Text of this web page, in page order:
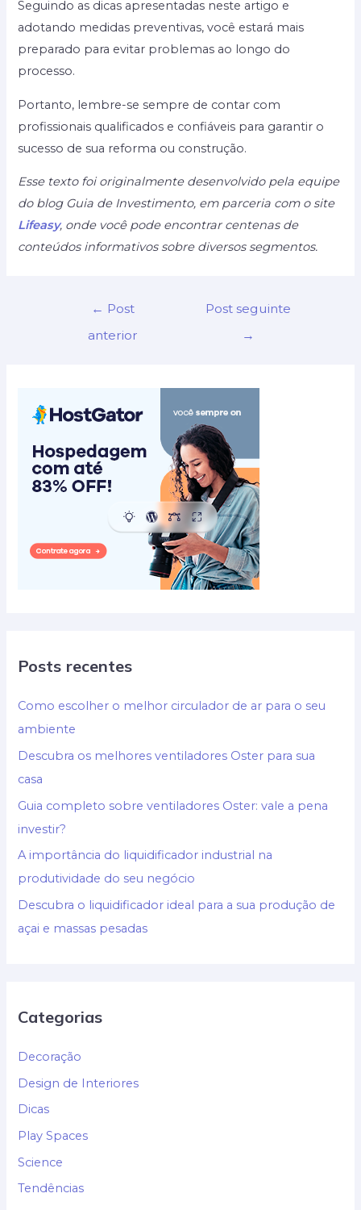
Seguindo as dicas apresentadas neste artigo e
adotando medidas preventivas, você estará mais
preparado para evitar problemas ao longo do
processo.
Portanto, lembre-se sempre de contar com
profissionais qualificados e confiáveis para garantir o
sucesso de sua reforma ou construção.
Esse texto foi originalmente desenvolvido pela equipe
do blog Guia de Investimento, em parceria com o site
Lifeasy, onde você pode encontrar centenas de
conteúdos informativos sobre diversos segmentos.
Navegação
← Post
anterior
Post seguinte
→
Posts recentes
Como escolher o melhor circulador de ar para o seu
ambiente
Descubra os melhores ventiladores Oster para sua
casa
Guia completo sobre ventiladores Oster: vale a pena
investir?
A importância do liquidificador industrial na
produtividade do seu negócio
Descubra o liquidificador ideal para a sua produção de
açai e massas pesadas
Categorias
Decoração
Design de Interiores
Dicas
Play Spaces
Science
Tendências